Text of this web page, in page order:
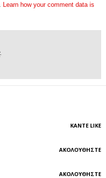
Learn how your comment data is
ΚΆΝΤΕ LIKE
ΑΚΟΛΟΥΘΉΣΤΕ
ΑΚΟΛΟΥΘΉΣΤΕ